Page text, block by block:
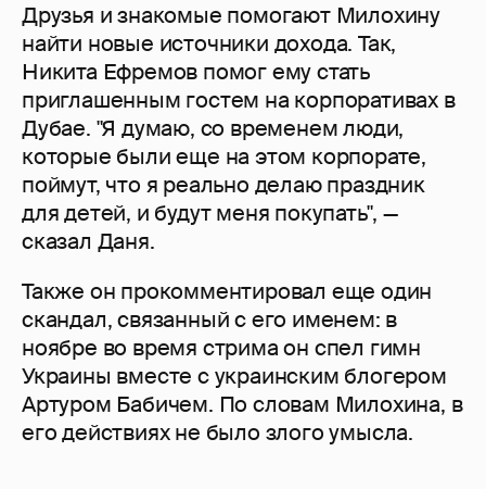
Друзья и знакомые помогают Милохину
найти новые источники дохода. Так,
Никита Ефремов помог ему стать
приглашенным гостем на корпоративах в
Дубае. "Я думаю, со временем люди,
которые были еще на этом корпорате,
поймут, что я реально делаю праздник
для детей, и будут меня покупать", —
сказал Даня.
Также он прокомментировал еще один
скандал, связанный с его именем: в
ноябре во время стрима он спел гимн
Украины вместе с украинским блогером
Артуром Бабичем. По словам Милохина, в
его действиях не было злого умысла.